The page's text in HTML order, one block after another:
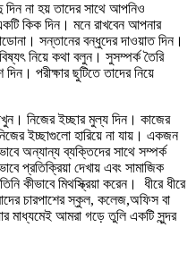
না হয় তাদের সাথে আপনিও
কিক দিন। মনে রাখবেন আপনার
সন্তানের বন্ধুদের দাওয়াত দিন।
নিয়ে কথা বলুন। সুসম্পর্ক তৈরি
পরীক্ষার ছুটিতে তাদের নিয়ে
নিজের ইচ্ছার মুল্য দিন। কাজের
ইচ্ছাগুলো হারিয়ে না যায়। একজন
অন্যান্য ব্যক্তিদের সাথে সম্পর্ক
প্রতিক্রিয়া দেখায় এবং সামাজিক
কীভাবে মিথস্ক্রিয়া করেন। ধীরে ধীরে
চারপাশের স্কুল, কলেজ,অফিস বা
মাধ্যমেই আমরা গড়ে তুলি একটি সুন্দর